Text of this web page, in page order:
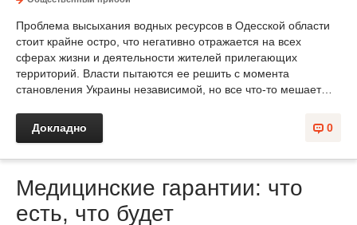
Проблема высыхания водных ресурсов в Одесской области
стоит крайне остро, что негативно отражается на всех
сферах жизни и деятельности жителей прилегающих
территорий. Власти пытаются ее решить с момента
становления Украины независимой, но все что-то мешает…
0
Докладно
Медицинские гарантии: что
есть, что будет